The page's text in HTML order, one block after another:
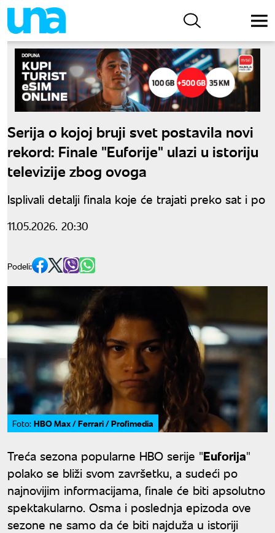
Serija o kojoj bruji svet postavila novi
rekord: Finale "Euforije" ulazi u istoriju
televizije zbog ovoga
Isplivali detalji finala koje će trajati preko sat i po
11.05.2026. 20:30
Podeli:
Foto: HBO Max / Ferrari / Profimedia
Treća sezona popularne HBO serije "Euforija"
polako se bliži svom završetku, a sudeći po
najnovijim informacijama, finale će biti apsolutno
spektakularno. Osma i poslednja epizoda ove
sezone ne samo da će biti najduža u istoriji